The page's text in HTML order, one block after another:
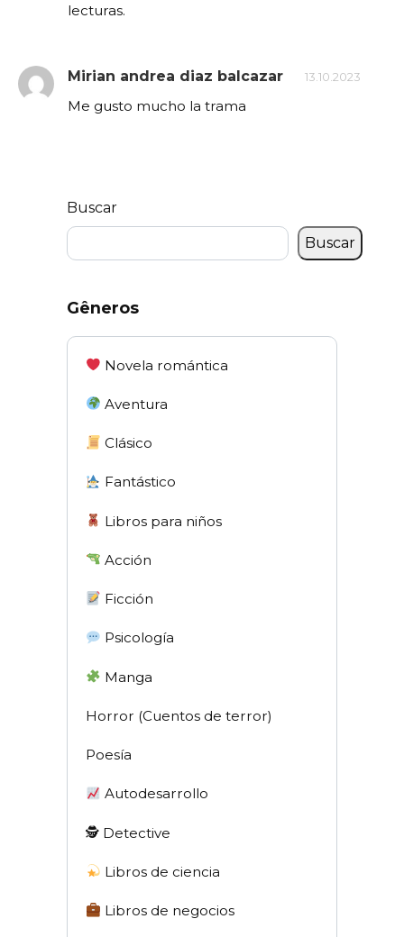
lecturas.
Mirian andrea diaz balcazar 13.10.2023
Me gusto mucho la trama
Buscar
Buscar
Gêneros
Novela romántica
Aventura
Clásico
Fantástico
Libros para niños
Acción
Ficción
Psicología
Manga
Horror (Cuentos de terror)
Poesía
Autodesarrollo
🕵 Detective
Libros de ciencia
Libros de negocios